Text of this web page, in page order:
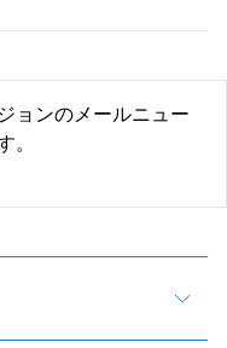
ョンのメールニュー
。